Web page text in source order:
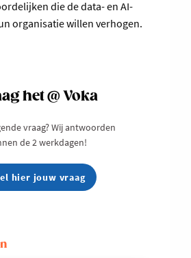
die de data- en AI-
organisatie willen verhogen.
het @ Voka
vraag? Wij antwoorden
de 2 werkdagen!
hier jouw vraag